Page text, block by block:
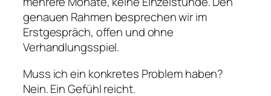
genauen Rahmen besprechen wir im
Erstgespräch, offen und ohne
Verhandlungsspiel.
Muss ich ein konkretes Problem haben?
Nein. Ein Gefühl reicht.